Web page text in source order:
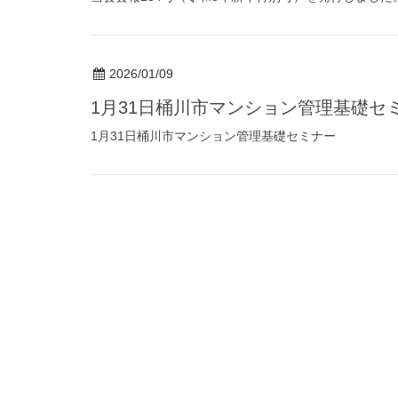
2026/01/09
1月31日桶川市マンション管理基礎セ
1月31日桶川市マンション管理基礎セミナー